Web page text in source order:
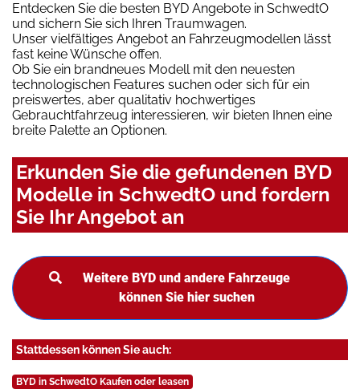
Entdecken Sie die besten BYD Angebote in SchwedtO
und sichern Sie sich Ihren Traumwagen.
Unser vielfältiges Angebot an Fahrzeugmodellen lässt
fast keine Wünsche offen.
Ob Sie ein brandneues Modell mit den neuesten
technologischen Features suchen oder sich für ein
preiswertes, aber qualitativ hochwertiges
Gebrauchtfahrzeug interessieren, wir bieten Ihnen eine
breite Palette an Optionen.
Erkunden Sie die gefundenen BYD
Modelle in SchwedtO und fordern
Sie Ihr Angebot an
Weitere BYD und andere Fahrzeuge
können Sie hier suchen
Stattdessen können Sie auch:
BYD in SchwedtO Kaufen oder leasen